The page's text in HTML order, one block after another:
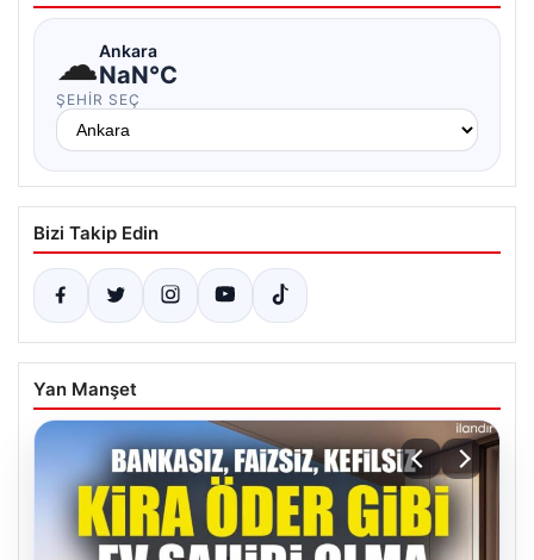
☁Ankara
NaN°C
ŞEHIR SEÇ
Bizi Takip Edin
Yan Manşet